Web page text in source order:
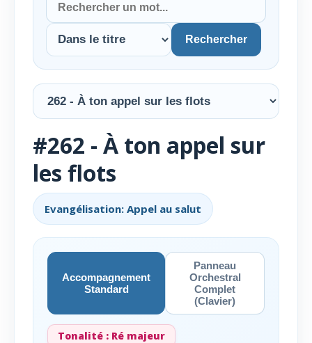
Rechercher
#262 - À ton appel sur
les flots
Evangélisation: Appel au salut
Accompagnement
Standard
Panneau
Orchestral
Complet
(Clavier)
Tonalité : Ré majeur